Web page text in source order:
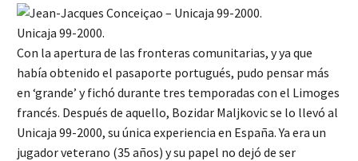
Unicaja 99-2000.
Con la apertura de las fronteras comunitarias, y ya que
había obtenido el pasaporte portugués, pudo pensar más
en ‘grande’ y fichó durante tres temporadas con el Limoges
francés. Después de aquello, Bozidar Maljkovic se lo llevó al
Unicaja 99-2000, su única experiencia en España. Ya era un
jugador veterano (35 años) y su papel no dejó de ser